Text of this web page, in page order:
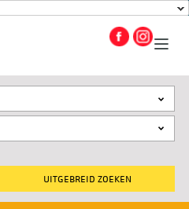
UITGEBREID ZOEKEN